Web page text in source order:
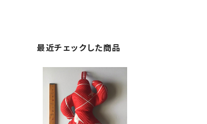
最近チェックした商品